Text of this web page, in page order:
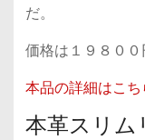
だ。
価格は１９８００
本品の詳細はこち
本革スリム